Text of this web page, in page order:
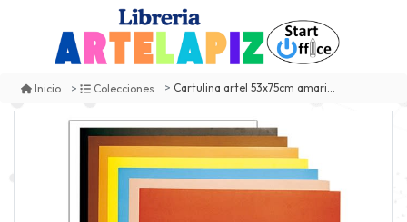
Inicio Colecciones Cartulina artel 53x75cm amarillo medio